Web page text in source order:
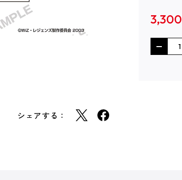
シェアする：
3,300